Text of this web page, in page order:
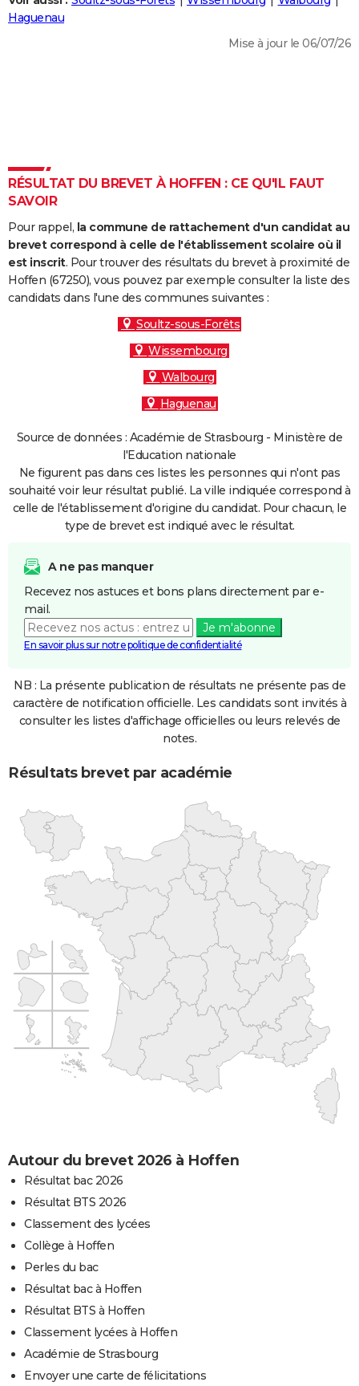
Destinations
City break
Voyage nature
Voyage de noces
Forum
Climat
+
PHOTO
Dictionnaire
Biographies
Citations
Expressions
Proverbes
PROGRAMME TV
S'inscrire
Se connecter
Lycées
Collèges
Primaires
Universités
Entreprises
Service militaire
Avis de recherche
AVIS DE DÉCÈS
FORUM
Haguenau
Mise à jour le 06/07/26
RÉSULTAT DU BREVET À HOFFEN : CE QU'IL FAUT
SAVOIR
Pour rappel, la commune de rattachement d'un candidat au
brevet correspond à celle de l'établissement scolaire où il
est inscrit. Pour trouver des résultats du brevet à proximité de
Hoffen (67250), vous pouvez par exemple consulter la liste des
candidats dans l'une des communes suivantes :
Soultz-sous-Forêts
Wissembourg
Walbourg
Haguenau
Source de données : Académie de Strasbourg - Ministère de
l'Education nationale
Ne figurent pas dans ces listes les personnes qui n'ont pas
souhaité voir leur résultat publié. La ville indiquée correspond à
celle de l'établissement d'origine du candidat. Pour chacun, le
type de brevet est indiqué avec le résultat.
A ne pas manquer
Recevez nos astuces et bons plans directement par e-
mail.
Je m'abonne
En savoir plus sur notre politique de confidentialité
NB : La présente publication de résultats ne présente pas de
caractère de notification officielle. Les candidats sont invités à
consulter les listes d'affichage officielles ou leurs relevés de
notes.
Résultats brevet par académie
Autour du brevet 2026 à Hoffen
Résultat bac 2026
Résultat BTS 2026
Classement des lycées
Collège à Hoffen
Perles du bac
Résultat bac à Hoffen
Résultat BTS à Hoffen
Classement lycées à Hoffen
Académie de Strasbourg
Envoyer une carte de félicitations